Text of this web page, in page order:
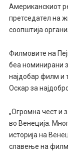
Американскиот
претседател на
соопштија
Филмовите на
беа номинирани
најдобар филм и
Оскар за
„Огромна чест и
во Венеција.
историја на
славење на